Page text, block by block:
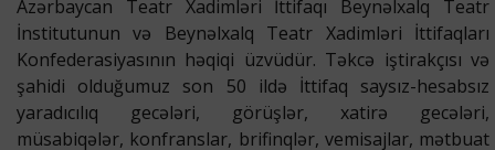
Azərbaycan Teatr Xadimləri İttifaqı Beynəlxalq Teatr
İnstitutunun və Beynəlxalq Teatr Xadimləri İttifaqları
Konfederasiyasının həqiqi üzvüdür. Təkcə iştirakçısı və
şahidi olduğumuz son 50 ildə İttifaq saysız-hesabsız
yaradıcılıq gecələri, görüşlər, xatirə gecələri,
müsabiqələr, konfranslar, brifinqlər, vemisajlar, mətbuat